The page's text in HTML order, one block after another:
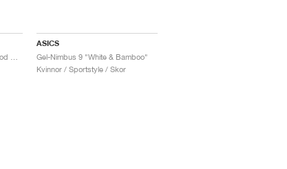
ASICS
Gel-Nimbus 9 "White & Bamboo"
Kvinnor / Sportstyle / Skor